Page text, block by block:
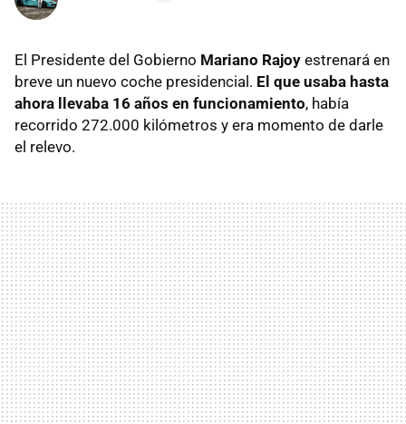
El Presidente del Gobierno Mariano Rajoy estrenará en
breve un nuevo coche presidencial. El que usaba hasta
ahora llevaba 16 años en funcionamiento, había
recorrido 272.000 kilómetros y era momento de darle
el relevo.